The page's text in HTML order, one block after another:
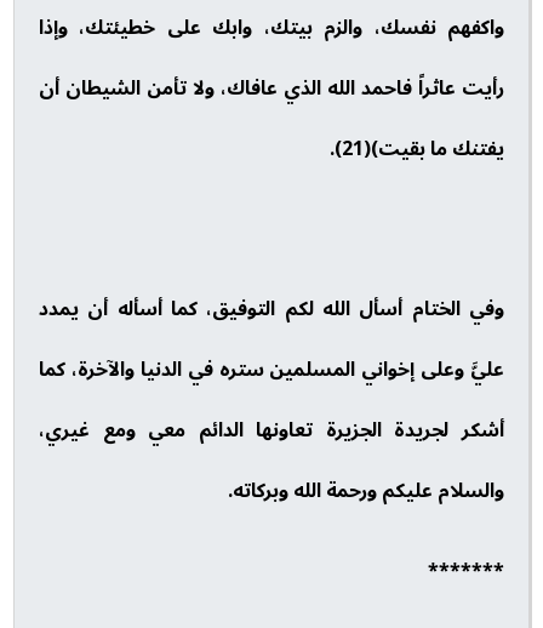
واكفهم نفسك، والزم بيتك، وابك على خطيئتك، وإذا
رأيت عاثراً فاحمد الله الذي عافاك، ولا تأمن الشيطان أن
يفتنك ما بقيت)(21).
وفي الختام أسأل الله لكم التوفيق، كما أسأله أن يمدد
عليَّ وعلى إخواني المسلمين ستره في الدنيا والآخرة، كما
أشكر لجريدة الجزيرة تعاونها الدائم معي ومع غيري،
والسلام عليكم ورحمة الله وبركاته.
*******